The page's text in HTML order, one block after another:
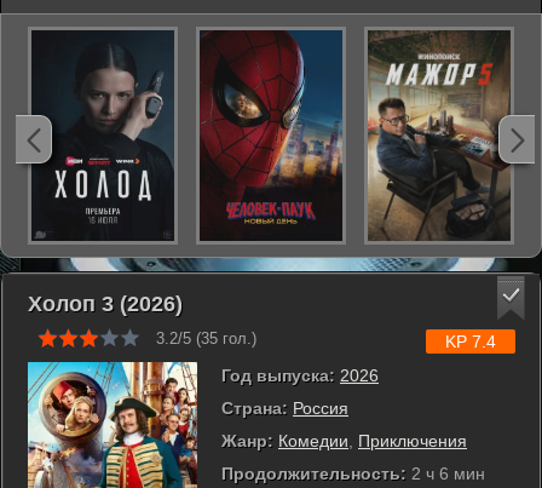
Холоп 3 (2026)
3.2/5 (35 гол.)
Год выпуска: 2026
Страна: Россия
Жанр: Комедии
Приключения
Продолжительность: 2 ч 6 мин
KP 7.4